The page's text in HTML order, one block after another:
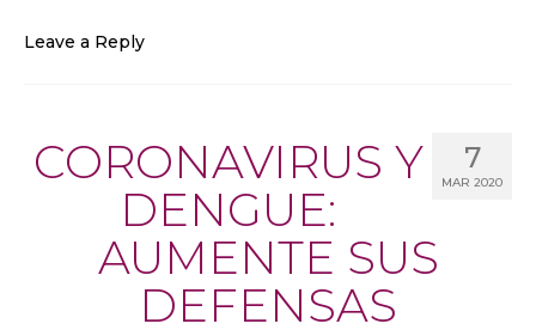
Leave a Reply
7
MAR 2020
CORONAVIRUS Y
DENGUE:
AUMENTE SUS
DEFENSAS